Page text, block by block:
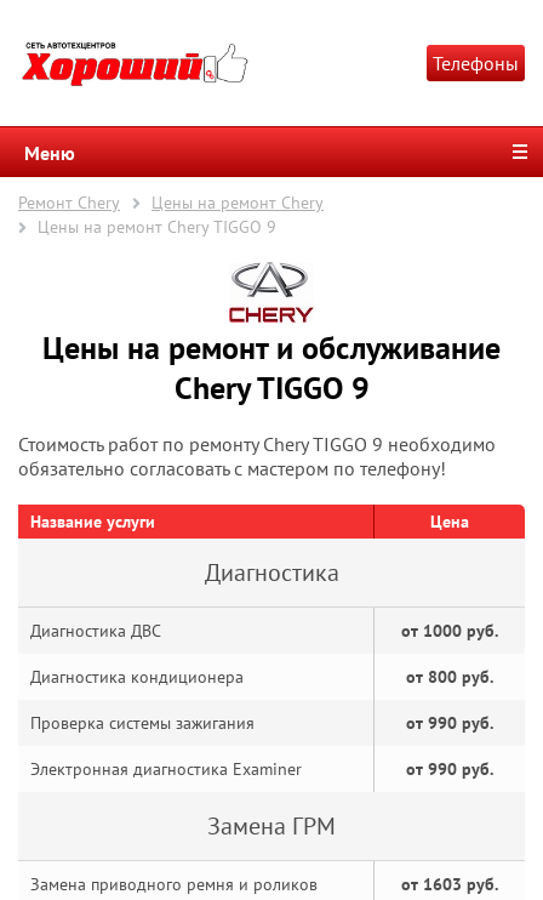
Телефоны
Меню
Ремонт Chery
Цены на ремонт Chery
Цены на ремонт Chery TIGGO 9
Цены на ремонт и обслуживание
Chery TIGGO 9
Стоимость работ по ремонту Chery TIGGO 9 необходимо
обязательно согласовать с мастером по телефону!
Название услуги Цена
Диагностика
Диагностика ДВС от 1000 руб.
Диагностика кондиционера от 800 руб.
Проверка системы зажигания от 990 руб.
Электронная диагностика Examiner от 990 руб.
Замена ГРМ
Замена приводного ремня и роликов от 1603 руб.